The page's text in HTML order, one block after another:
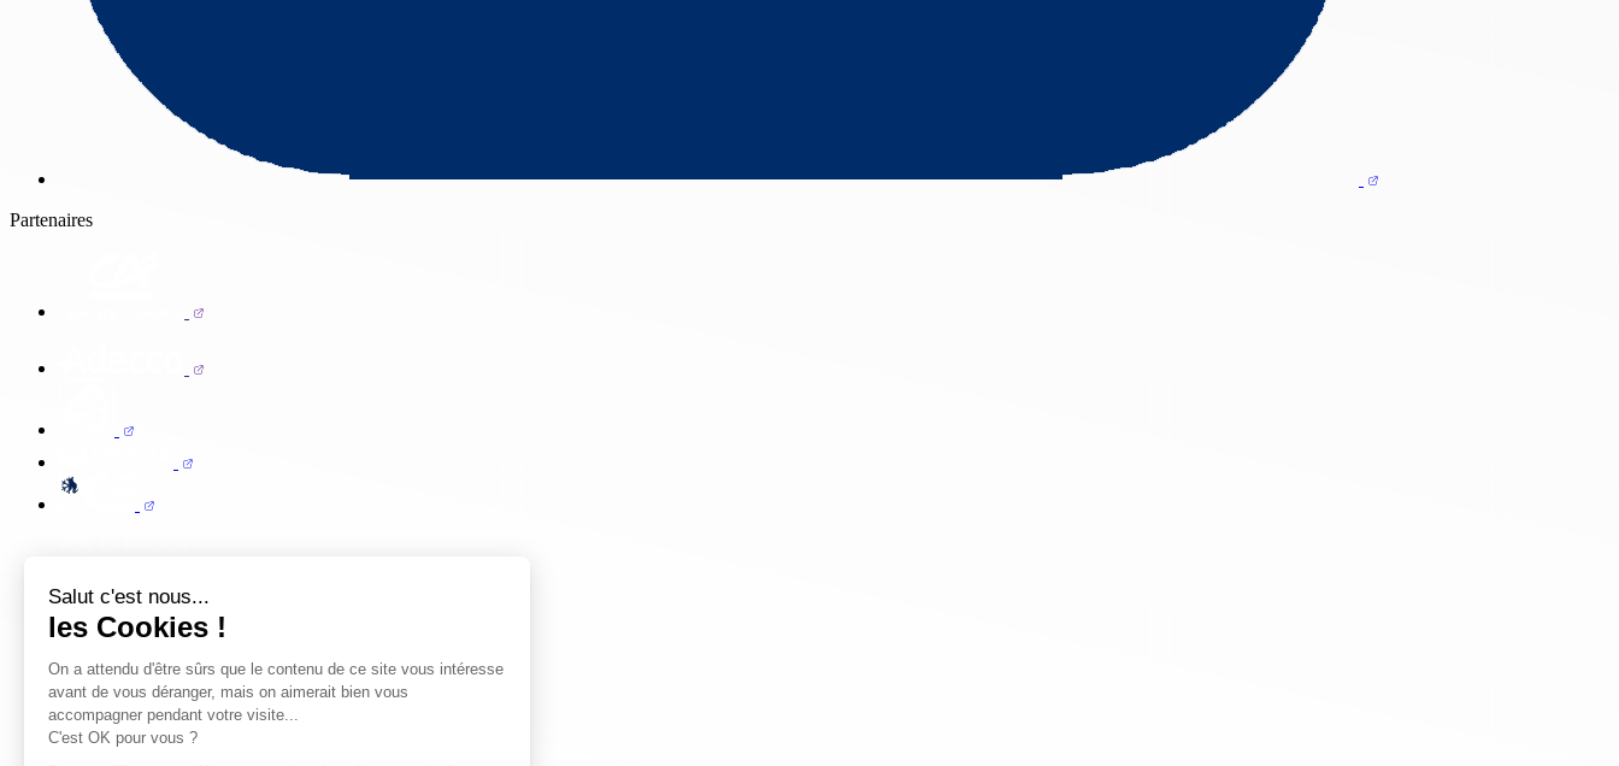
Salut c'est nous...
les Cookies !
On a attendu d'être sûrs que le contenu de ce site vous intéresse
avant de vous déranger, mais on aimerait bien vous
accompagner pendant votre visite...
C'est OK pour vous ?
Partenaires